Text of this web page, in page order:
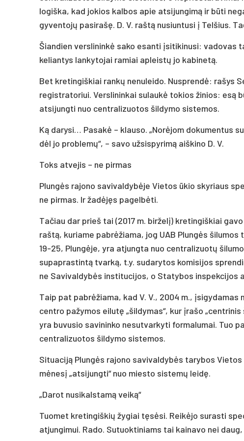
logiška, kad jokios kalbos apie atsijungimą ir būti
gyventojų pasirašę. D. V. raštą nusiuntusi į Telšius.
Šiandien verslininkė sako esanti įsitikinusi: vadovas
keliantys lankytojai ramiai apleistų jo kabinetą.
Bet kretingiškiai rankų nenuleido. Nusprendė: rašys
registratoriui. Verslininkai sulaukė tokios žinios: esą
atsijungti nuo centralizuotos šildymo sistemos.
Ką darysi… Pasakė – klauso. „Norėjom
dėl jo problemų“, – savo užsispyrimą aiškino D. V.
Toks atvejis – ne pirmas
Plungės rajono savivaldybėje Vietos ūkio skyriaus
ne pirmas. Ir žadėjęs pagelbėti.
Tačiau dar prieš tai (2017 m. birželį) kretingiškiai
raštą, kuriame pabrėžiama, jog UAB Plungės
19-25, Plungėje, yra atjungta nuo centralizuotų
supaprastintą tvarką, t.y. sudarytos komisijos
ne Savivaldybės institucijos, o Statybos inspekcijos
Taip pat pabrėžiama, kad V. V., 2004 m.,
centro pažymos eilutę „šildymas“, kur įrašo
yra buvusio savininko nesutvarkyti formalumai. Tuo
centralizuotos šildymo sistemos.
Situaciją Plungės rajono savivaldybės tarybos
mėnesį „atsijungti“ nuo miesto sistemų leidę.
„Darot nusikalstamą veiką“
Tuomet kretingiškių žygiai tęsėsi. Reikėjo surasti
atjungimui. Rado. Sutuoktiniams tai kainavo nei